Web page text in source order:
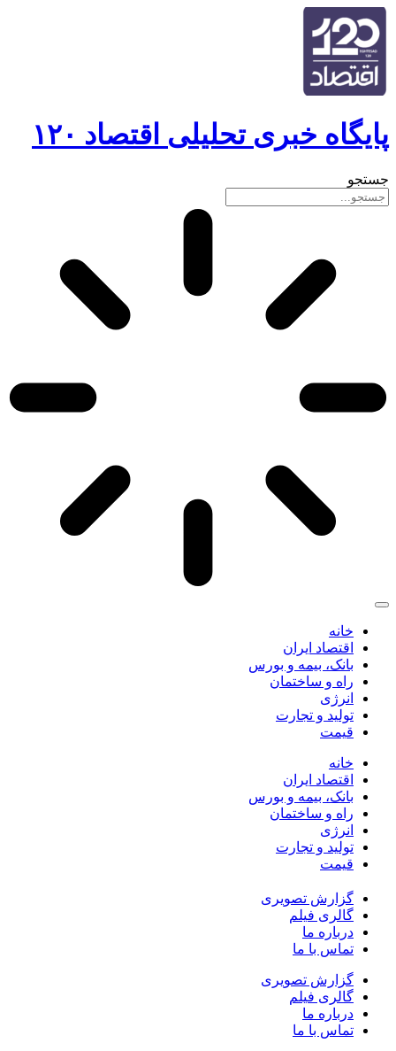
پایگاه خبری تحلیلی اقتصاد ۱۲۰
جستجو
خانه
اقتصاد ایران
بانک، بیمه و بورس
راه و ساختمان
انرژی
تولید و تجارت
قیمت
خانه
اقتصاد ایران
بانک، بیمه و بورس
راه و ساختمان
انرژی
تولید و تجارت
قیمت
گزارش تصویری
گالری فیلم
درباره ما
تماس با ما
گزارش تصویری
گالری فیلم
درباره ما
تماس با ما